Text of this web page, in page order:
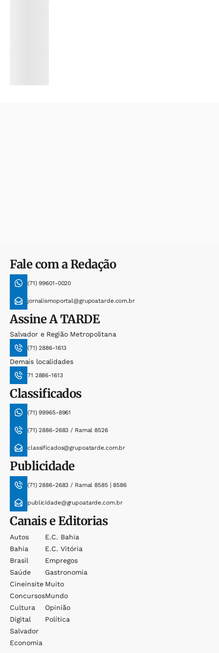
Fale com a Redação
(71) 99601-0020
jornalismoportal@grupoatarde.com.br
AssineA TARDE
Salvador e Região Metropolitana
(71) 2886-1613
Demais localidades
71 2886-1613
Classificados
(71) 99965-8961
(71) 2886-2683 / Ramal 8526
classificados@grupoatarde.com.br
Publicidade
(71) 2886-2683 / Ramal 8585 | 8586
publicidade@grupoatarde.com.br
Canais e Editorias
Autos
Bahia
Brasil
Saúde
Cineinsite
Concursos
Cultura
Digital
Salvador
Economia
E.c. Bahia
E.c. Vitória
Empregos
Gastronomia
Muito
Mundo
Opinião
Política